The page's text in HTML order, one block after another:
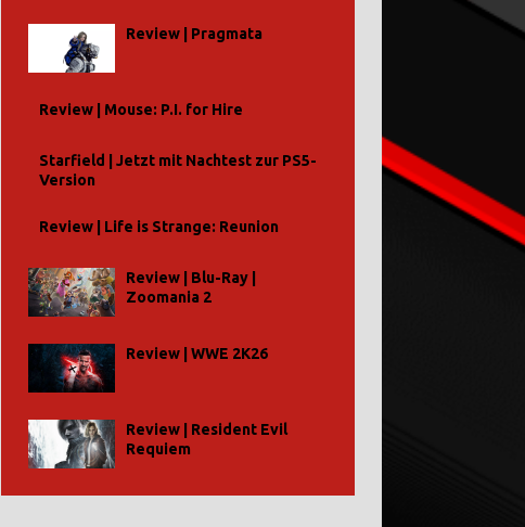
Review | Pragmata
Review | Mouse: P.I. for Hire
Starfield | Jetzt mit Nachtest zur PS5-
Version
Review | Life is Strange: Reunion
Review | Blu-Ray |
Zoomania 2
Review | WWE 2K26
Review | Resident Evil
Requiem